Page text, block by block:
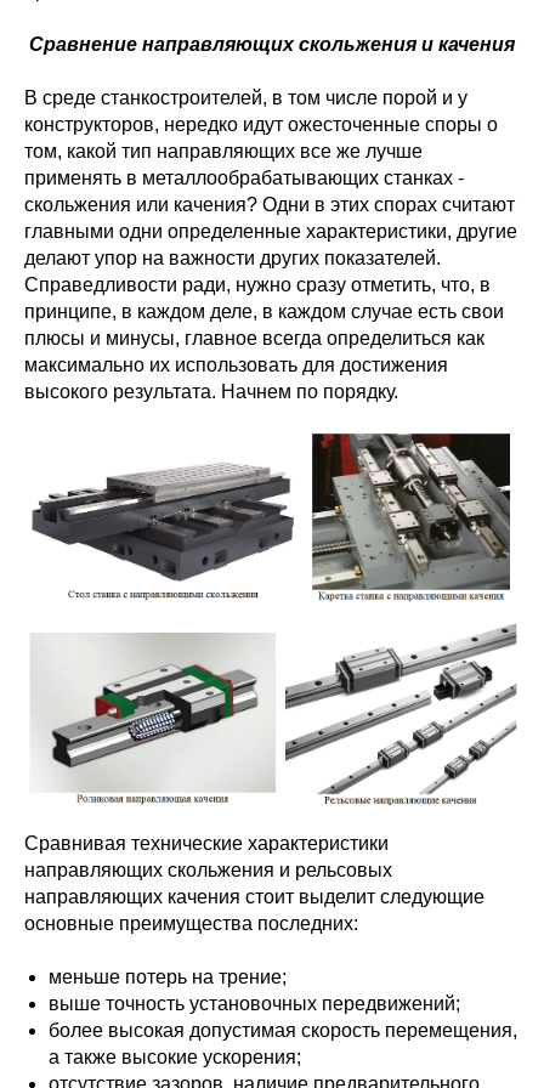
Сравнение направляющих скольжения и качения
В среде станкостроителей, в том числе порой и у
конструкторов, нередко идут ожесточенные споры о
том, какой тип направляющих все же лучше
применять в металлообрабатывающих станках -
скольжения или качения? Одни в этих спорах считают
главными одни определенные характеристики, другие
делают упор на важности других показателей.
Справедливости ради, нужно сразу отметить, что, в
принципе, в каждом деле, в каждом случае есть свои
плюсы и минусы, главное всегда определиться как
максимально их использовать для достижения
высокого результата. Начнем по порядку.
Сравнивая технические характеристики
направляющих скольжения и рельсовых
направляющих качения стоит выделит следующие
основные преимущества последних:
меньше потерь на трение;
выше точность установочных передвижений;
более высокая допустимая скорость перемещения,
а также высокие ускорения;
отсутствие зазоров, наличие предварительного